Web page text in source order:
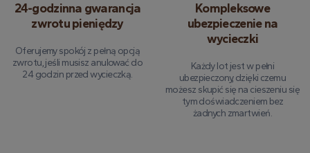
24-godzinna gwarancja
zwrotu pieniędzy
Oferujemy spokój z pełną opcją
zwrotu, jeśli musisz anulować do
24 godzin przed wycieczką.
Kompleksowe
ubezpieczenie na
wycieczki
Każdy lot jest w pełni
ubezpieczony, dzięki czemu
możesz skupić się na cieszeniu się
tym doświadczeniem bez
żadnych zmartwień.